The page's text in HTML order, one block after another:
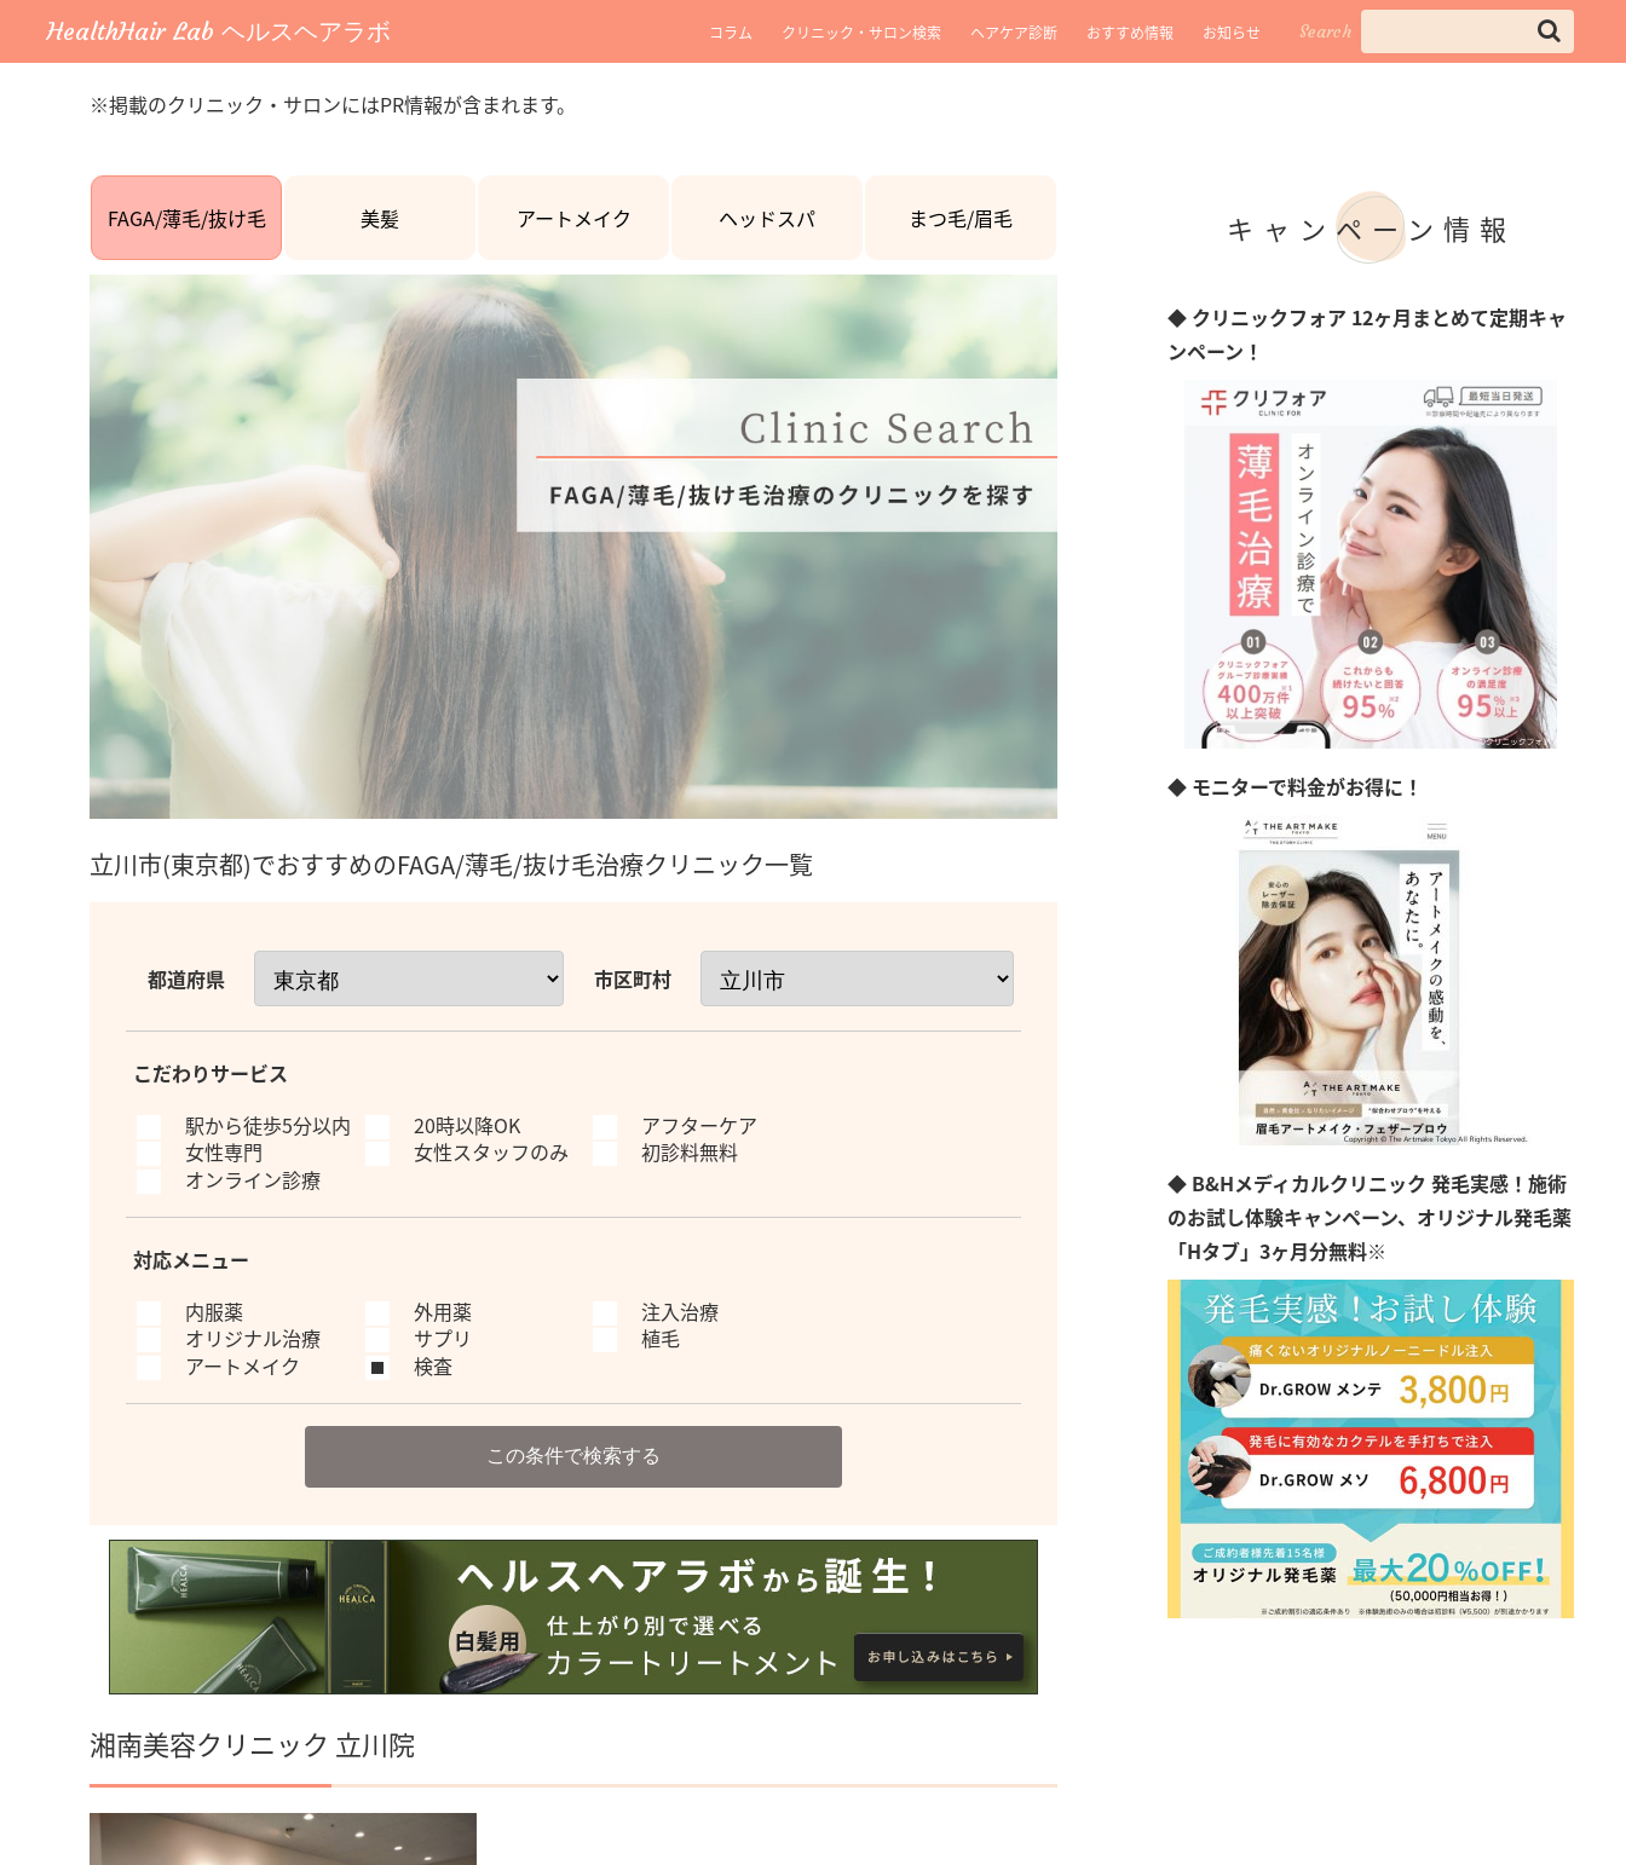
HealthHair Lab ヘルスヘアラボ コラム クリニック・サロン検索 ヘアケア診断 おすすめ情報 お知らせ Search
※掲載のクリニック・サロンにはPR情報が含まれます。
FAGA/薄毛/抜け毛 美髪 アートメイク ヘッドスパ まつ毛/眉毛
立川市(東京都)でおすすめのFAGA/薄毛/抜け毛治療クリニック一覧
都道府県 市区町村
こだわりサービス
駅から徒歩5分以内
20時以降OK
アフターケア
女性専門
女性スタッフのみ
初診料無料
オンライン診療
対応メニュー
内服薬
外用薬
注入治療
オリジナル治療
サプリ
植毛
アートメイク
検査
この条件で検索する
湘南美容クリニック 立川院
キャンペーン情報
◆ クリニックフォア 12ヶ月まとめて定期キャ
ンペーン！
◆ モニターで料金がお得に！
◆ B&Hメディカルクリニック 発毛実感！施術
のお試し体験キャンペーン、オリジナル発毛薬
「Hタブ」3ヶ月分無料※